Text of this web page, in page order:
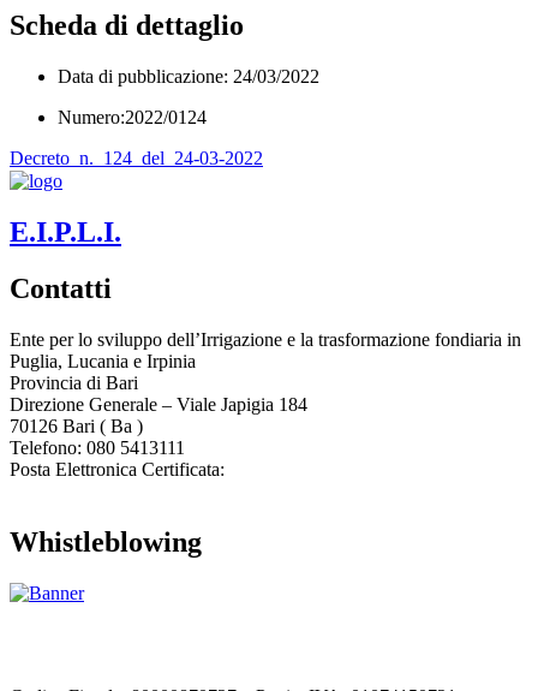
Scheda di dettaglio
Data di pubblicazione: 24/03/2022
Numero:2022/0124
Decreto_n._124_del_24-03-2022
E.I.P.L.I.
Contatti
Ente per lo sviluppo dell’Irrigazione e la trasformazione fondiaria in
Puglia, Lucania e Irpinia
Provincia di Bari
Direzione Generale – Viale Japigia 184
70126 Bari ( Ba )
Telefono: 080 5413111
Posta Elettronica Certificata:
Whistleblowing